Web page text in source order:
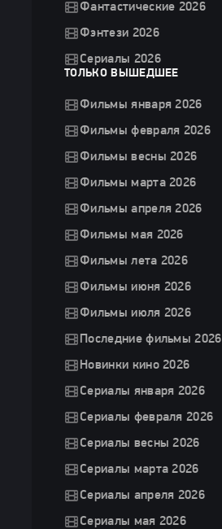
Фантастические 2026
Фэнтези 2026
Сериалы 2026
ТОЛЬКО ВЫШЕДШЕЕ
Фильмы января 2026
Фильмы февраля 2026
Фильмы весны 2026
Фильмы марта 2026
Фильмы апреля 2026
Фильмы мая 2026
Фильмы лета 2026
Фильмы июня 2026
Фильмы июля 2026
Последние фильмы 2026
Новинки кино 2026
Сериалы января 2026
Сериалы февраля 2026
Сериалы весны 2026
Сериалы марта 2026
Сериалы апреля 2026
Сериалы мая 2026